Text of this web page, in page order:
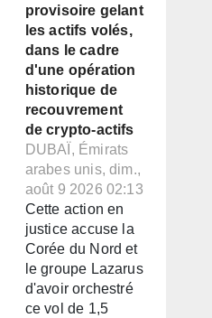
provisoire gelant
les actifs volés,
dans le cadre
d'une opération
historique de
recouvrement
de crypto-actifs
DUBAÏ, Émirats
arabes unis, dim.,
août 9 2026 02:13
Cette action en
justice accuse la
Corée du Nord et
le groupe Lazarus
d'avoir orchestré
ce vol de 1,5